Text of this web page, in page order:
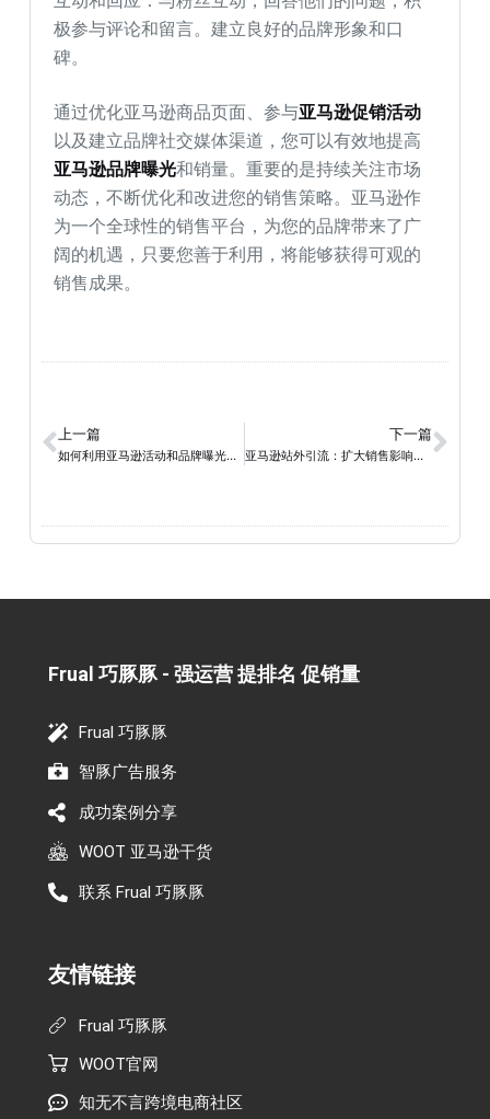
极参与评论和留言。建立良好的品牌形象和口
碑。
通过优化亚马逊商品页面、参与亚马逊促销活动
以及建立品牌社交媒体渠道，您可以有效地提高
亚马逊品牌曝光和销量。重要的是持续关注市场
动态，不断优化和改进您的销售策略。亚马逊作
为一个全球性的销售平台，为您的品牌带来了广
阔的机遇，只要您善于利用，将能够获得可观的
销售成果。
上一篇
如何利用亚马逊活动和品牌曝光来提高销量？
下一篇
亚马逊站外引流：扩大销售影响的关键策略
Frual 巧豚豚 - 强运营 提排名 促销量​
Frual 巧豚豚
智豚广告服务
成功案例分享
WOOT 亚马逊干货
联系 Frual 巧豚豚
友情链接
Frual 巧豚豚
WOOT官网
知无不言跨境电商社区